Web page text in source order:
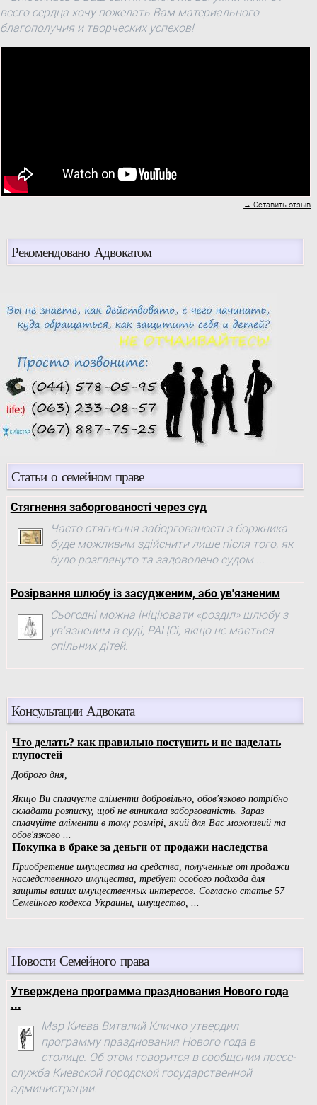
всего сердца хочу пожелать Вам материального
благополучия и творческих успехов!
→ Оставить отзыв
Рекомендовано Адвокатом
Статьи о семейном праве
Стягнення заборгованості через суд
Часто стягнення заборгованості з боржника
буде можливим здійснити лише після того, як
було розглянуто та задоволено судом ...
Розірвання шлюбу із засудженим, або ув'язненим
Сьогодні можна ініціювати «розділ» шлюбу з
ув'язненим в суді, РАЦСі, якщо не мається
спільних дітей.
Консультации Адвоката
Новости Семейного права
Утверждена программа празднования Нового года
...
Мэр Киева Виталий Кличко утвердил
программу празднования Нового года в
столице. Об этом говорится в сообщении пресс-
служба Киевской городской государственной
администрации.